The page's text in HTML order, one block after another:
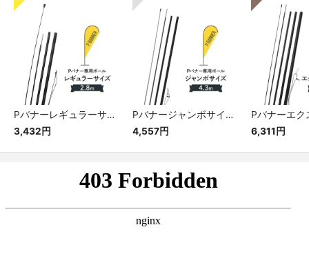
Pバナーレギュラーサイズ専用ポール
3,432円
Pバナージャンボサイズ専用ポール
4,557円
6,311円